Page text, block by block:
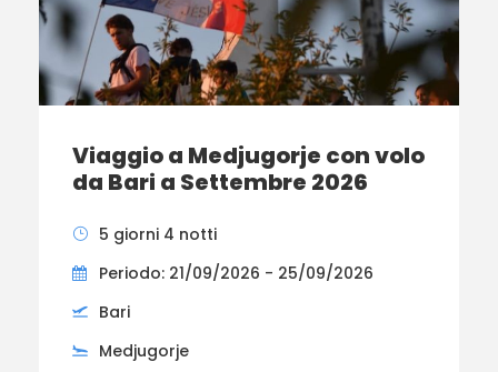
Viaggio a Medjugorje con volo
da Bari a Settembre 2026
5 giorni 4 notti
Periodo: 21/09/2026 - 25/09/2026
Bari
Medjugorje